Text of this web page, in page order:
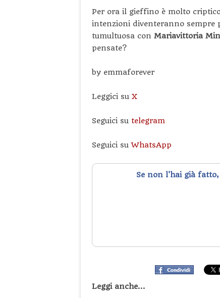
Per ora il gieffino è molto
intenzioni diventeranno sempre
tumultuosa con Mariavittoria
pensate?
by emmaforever
Leggici su X
Seguici su telegram
Seguici suWhatsApp
Se non l'hai già
Leggi anche...